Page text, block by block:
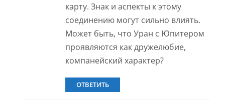
карту. Знак и аспекты к этому
соединению могут сильно влиять.
Может быть, что Уран с Юпитером
проявляются как дружелюбие,
компанейский характер?
ОТВЕТИТЬ